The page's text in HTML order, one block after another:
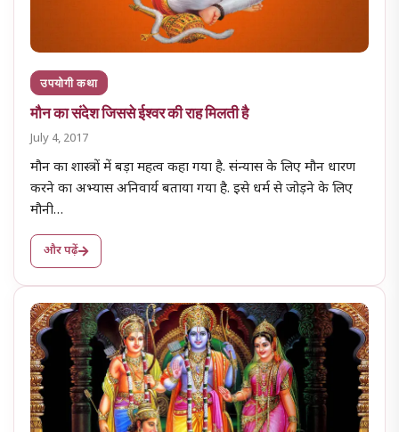
उपयोगी कथा
मौन का संदेश जिससे ईश्वर की राह मिलती है
July 4, 2017
मौन का शास्त्रों में बड़ा महत्व कहा गया है. संन्यास के लिए मौन धारण
करने का अभ्यास अनिवार्य बताया गया है. इसे धर्म से जोड़ने के लिए
मौनी…
और पढ़ें